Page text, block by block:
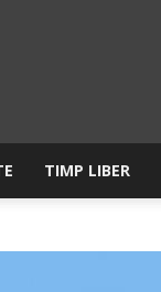
TIMP LIBER